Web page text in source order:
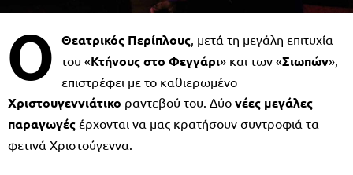
Ο Θεατρικός Περίπλους , μετά τη μεγάλη επιτυχία
του «Κτήνους στο Φεγγάρι» και των «Σιωπών»,
επιστρέφει με το καθιερωμένο
Χριστουγεννιάτικο ραντεβού του. Δύο νέες μεγάλες
παραγωγές έρχονται να μας κρατήσουν συντροφιά τα
φετινά Χριστούγεννα.